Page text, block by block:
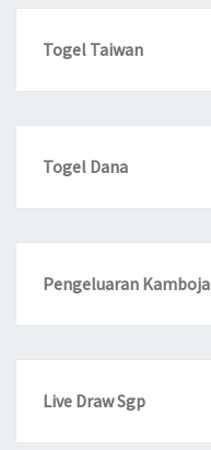
Togel Taiwan
Togel Dana
Pengeluaran Kamboja
Live Draw Sgp